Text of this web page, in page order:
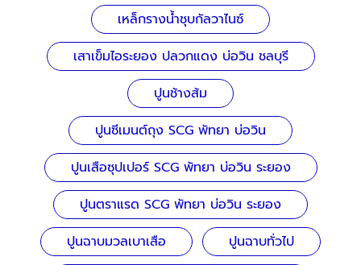
เหล็กรางน้ำชุบกัลวาไนซ์
เสาเข็มไอระยอง ปลวกแดง บ่อวิน ชลบุรี
ปูนช้างส้ม
ปูนซีเมนต์ถุง SCG พัทยา บ่อวิน
ปูนเสือซุปเปอร์ SCG พัทยา บ่อวิน ระยอง
ปูนตราแรด SCG พัทยา บ่อวิน ระยอง
ปูนฉาบมวลเบาเสือ
ปูนฉาบทั่วไป